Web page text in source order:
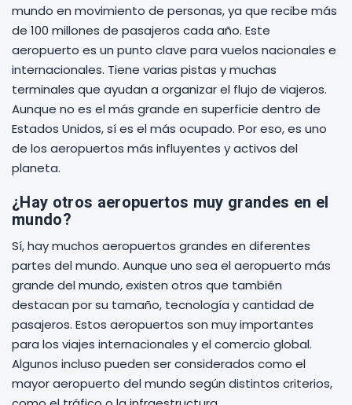
mundo en movimiento de personas, ya que recibe más
de 100 millones de pasajeros cada año. Este
aeropuerto es un punto clave para vuelos nacionales e
internacionales. Tiene varias pistas y muchas
terminales que ayudan a organizar el flujo de viajeros.
Aunque no es el más grande en superficie dentro de
Estados Unidos, sí es el más ocupado. Por eso, es uno
de los aeropuertos más influyentes y activos del
planeta.
¿Hay otros aeropuertos muy grandes en el
mundo?
Sí, hay muchos aeropuertos grandes en diferentes
partes del mundo. Aunque uno sea el aeropuerto más
grande del mundo, existen otros que también
destacan por su tamaño, tecnología y cantidad de
pasajeros. Estos aeropuertos son muy importantes
para los viajes internacionales y el comercio global.
Algunos incluso pueden ser considerados como el
mayor aeropuerto del mundo según distintos criterios,